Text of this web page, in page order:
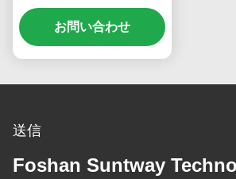
御と鉛酸自動車バッテリ
ーのためのデジタルディ
スプレイ
お問い合わせ
送信
Foshan Suntway